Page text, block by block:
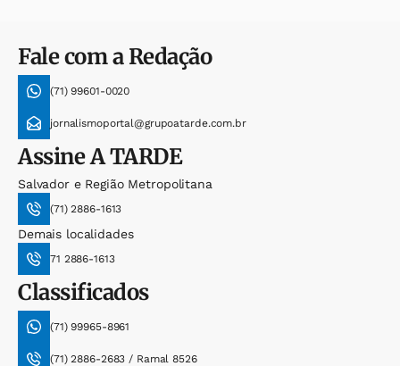
Fale com a Redação
(71) 99601-0020
jornalismoportal@grupoatarde.com.br
AssineA TARDE
Salvador e Região Metropolitana
(71) 2886-1613
Demais localidades
71 2886-1613
Classificados
(71) 99965-8961
(71) 2886-2683 / Ramal 8526